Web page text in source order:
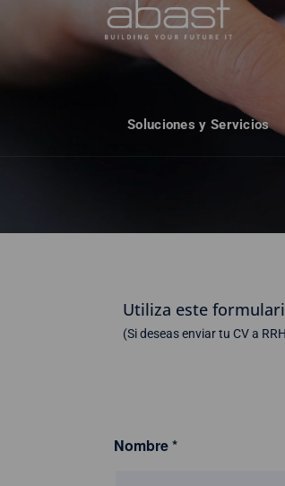
Soluciones y Servicios
Utiliza este
(Si deseas enviar tu CV a
Nombre*